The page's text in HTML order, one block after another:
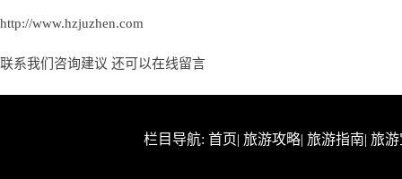
http://www.hzjuzhen.com
联系我们咨询建议 还可以在线留言
栏目导航: 首页| 旅游攻略| 旅游指南| 旅